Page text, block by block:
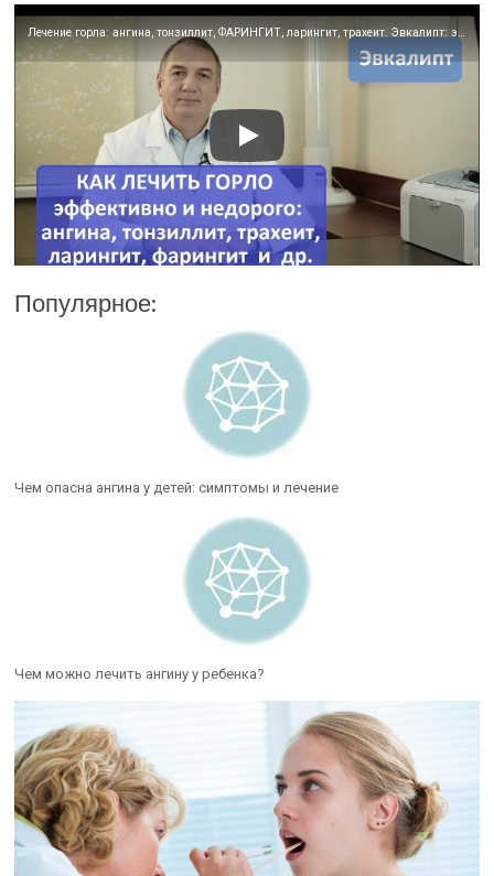
Лечение горла: ангина, тонзиллит, ФАРИНГИТ, ларингит, трахеит. Эвкалипт: эффективно, недорого.
Популярное:
Чем опасна ангина у детей: симптомы и лечение
Чем можно лечить ангину у ребенка?